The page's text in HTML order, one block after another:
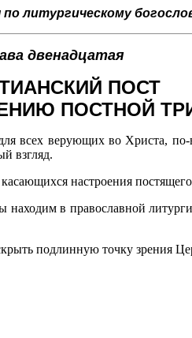
литургическому
двенадцатая
ПОСТ
ПОСТНОЙ
всех верующих во Христа,
взгляд.
настроения
в православной
подлинную точку зрения